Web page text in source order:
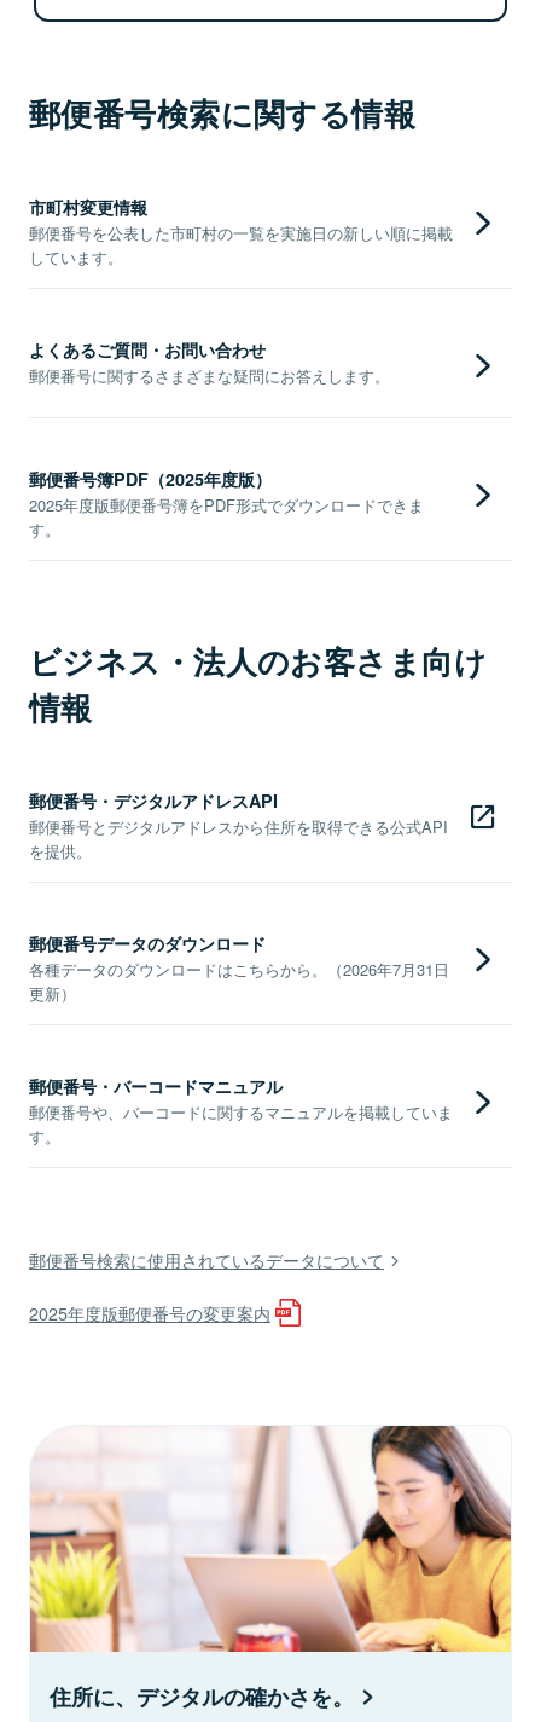
郵便番号検索に関する情報
市町村変更情報
郵便番号を公表した市町村の一覧を実施日の新しい順に掲載
しています。
よくあるご質問・お問い合わせ
郵便番号に関するさまざまな疑問にお答えします。
郵便番号簿PDF（2025年度版）
2025年度版郵便番号簿をPDF形式でダウンロードできま
す。
ビジネス・法人のお客さま向け
情報
郵便番号・デジタルアドレスAPI
郵便番号とデジタルアドレスから住所を取得できる公式API
を提供。
郵便番号データのダウンロード
各種データのダウンロードはこちらから。（2026年7月31日
更新）
郵便番号・バーコードマニュアル
郵便番号や、バーコードに関するマニュアルを掲載していま
す。
郵便番号検索に使用されているデータについて
2025年度版郵便番号の変更案内
住所に、デジタルの確かさを。